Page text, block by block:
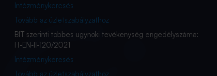
Intézménykeresés
Tovább az üzletszabályzathoz
BIT szerinti többes ügynöki tevékenység engedélyszáma:
H-EN-II-120/2021
Intézménykeresés
Tovább az üzletszabályzathoz